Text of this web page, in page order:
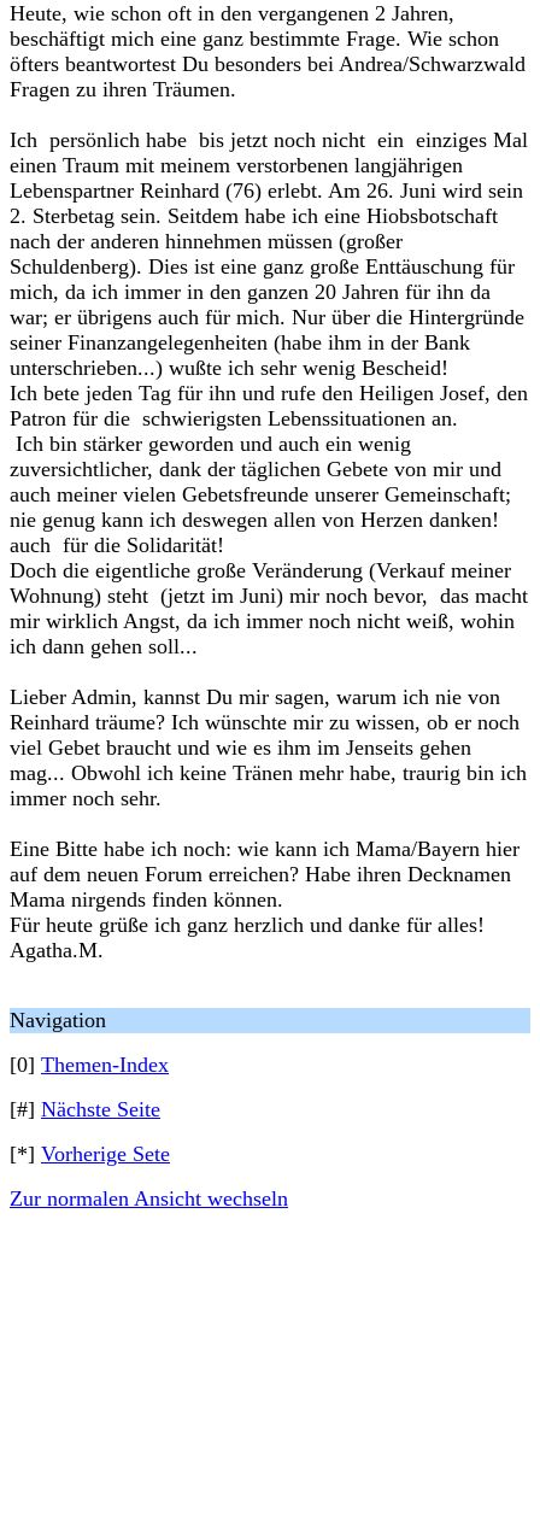
Heute, wie schon oft in den vergangenen 2 Jahren,
beschäftigt mich eine ganz bestimmte Frage. Wie schon
öfters beantwortest Du besonders bei Andrea/Schwarzwald
Fragen zu ihren Träumen.
Ich persönlich habe bis jetzt noch nicht ein einziges Mal
einen Traum mit meinem verstorbenen langjährigen
Lebenspartner Reinhard (76) erlebt. Am 26. Juni wird sein
2. Sterbetag sein. Seitdem habe ich eine Hiobsbotschaft
nach der anderen hinnehmen müssen (großer
Schuldenberg). Dies ist eine ganz große Enttäuschung für
mich, da ich immer in den ganzen 20 Jahren für ihn da
war; er übrigens auch für mich. Nur über die Hintergründe
seiner Finanzangelegenheiten (habe ihm in der Bank
unterschrieben...) wußte ich sehr wenig Bescheid!
Ich bete jeden Tag für ihn und rufe den Heiligen Josef, den
Patron für die schwierigsten Lebenssituationen an.
Ich bin stärker geworden und auch ein wenig
zuversichtlicher, dank der täglichen Gebete von mir und
auch meiner vielen Gebetsfreunde unserer Gemeinschaft;
nie genug kann ich deswegen allen von Herzen danken!
auch für die Solidarität!
Doch die eigentliche große Veränderung (Verkauf meiner
Wohnung) steht (jetzt im Juni) mir noch bevor, das macht
mir wirklich Angst, da ich immer noch nicht weiß, wohin
ich dann gehen soll...
Lieber Admin, kannst Du mir sagen, warum ich nie von
Reinhard träume? Ich wünschte mir zu wissen, ob er noch
viel Gebet braucht und wie es ihm im Jenseits gehen
mag... Obwohl ich keine Tränen mehr habe, traurig bin ich
immer noch sehr.
Eine Bitte habe ich noch: wie kann ich Mama/Bayern hier
auf dem neuen Forum erreichen? Habe ihren Decknamen
Mama nirgends finden können.
Für heute grüße ich ganz herzlich und danke für alles!
Agatha.M.
Navigation
[0] Themen-Index
[#] Nächste Seite
[*] Vorherige Sete
Zur normalen Ansicht wechseln